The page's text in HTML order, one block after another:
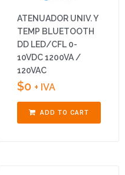
ATENUADOR UNIV. Y
TEMP BLUETOOTH
DD LED/CFL 0-
10VDC 1200VA /
120VAC
$0 + IVA
ADD TO CART